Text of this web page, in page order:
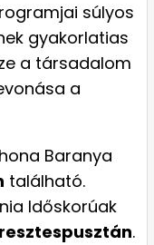
súlyos
gyakorlatias
a társadalom
a
Baranya
található.
Időskorúak
.